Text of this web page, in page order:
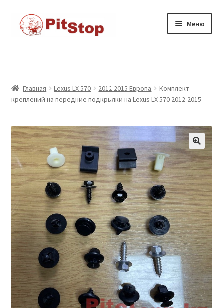
содержимому
Перейти
Перейти
Меню
Каталог товаров
Контакты
Корзина
Мой аккаунт
Оформление заказа
Условия оплаты
Главная Lexus LX 570 2012-2015 Европа
Комплект
креплений на передние подкрылки на Lexus LX 570 2012-2015